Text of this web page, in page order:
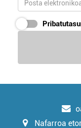
Nafarroa